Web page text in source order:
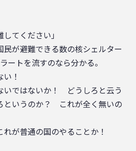
てください」
避難できる数の核シェルター
ートを流すのなら分かる。
！
いか！ どうしろと云う
いうのか？ これが全く無いの
国のやることか！